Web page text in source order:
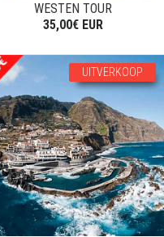
WESTEN TOUR
35,00€ EUR
UITVERKOOP